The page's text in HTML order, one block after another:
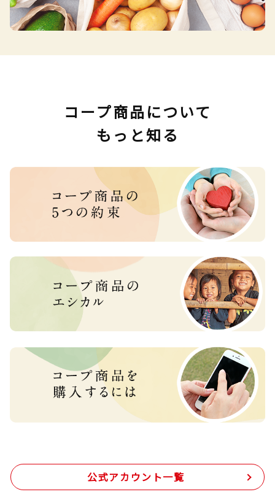
コープ商品について
もっと知る
公式アカウント一覧